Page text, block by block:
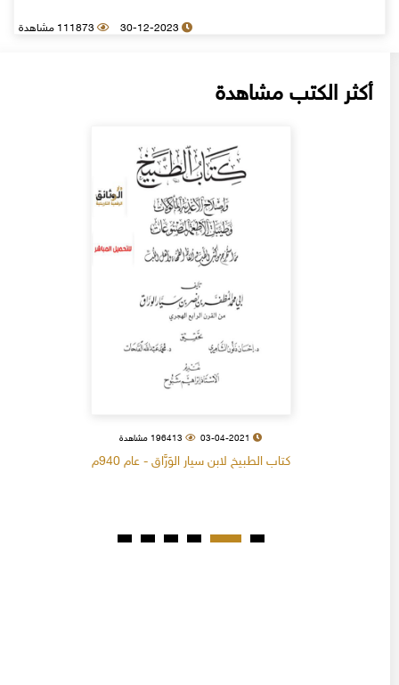
30-12-2023 111873 مشاهدة
أكثر الكتب مشاهدة
03-04-2021 196413 مشاهدة
كتاب الطبيخ لابن سيار الوَرَّاق - عام 940م